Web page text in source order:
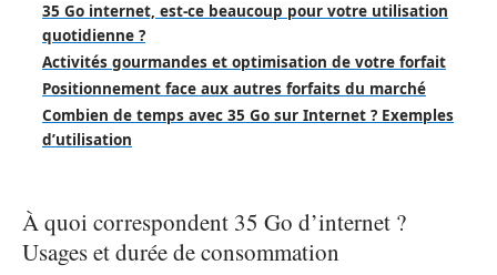
35 Go internet, est-ce beaucoup pour votre utilisation
quotidienne ?
Activités gourmandes et optimisation de votre forfait
Positionnement face aux autres forfaits du marché
Combien de temps avec 35 Go sur Internet ? Exemples
d’utilisation
À quoi correspondent 35 Go d’internet ?
Usages et durée de consommation